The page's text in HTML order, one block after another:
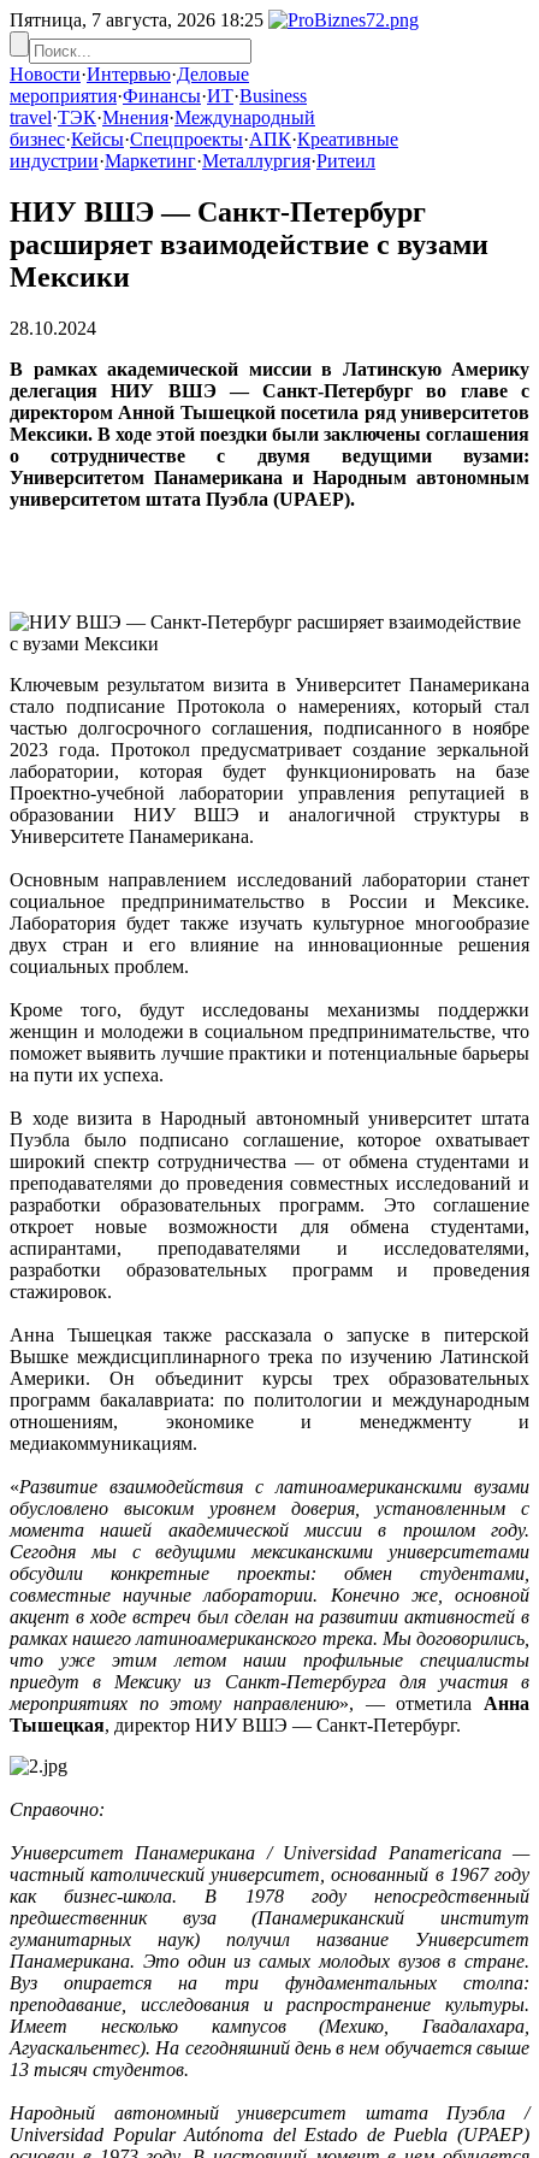
Пятница, 7 августа, 2026 18:25
Новости·Интервью·Деловые
мероприятия·Финансы·ИТ·Business
travel·ТЭК·Мнения·Международный
бизнес·Кейсы·Спецпроекты·АПК·Креативные
индустрии·Маркетинг·Металлургия·Ритеил
НИУ ВШЭ — Санкт-Петербург
расширяет взаимодействие с вузами
Мексики
28.10.2024
В рамках академической миссии в Латинскую Америку
делегация НИУ ВШЭ — Санкт-Петербург во главе с
директором Анной Тышецкой посетила ряд университетов
Мексики. В ходе этой поездки были заключены соглашения
о сотрудничестве с двумя ведущими вузами:
Университетом Панамерикана и Народным автономным
университетом штата Пуэбла (UPAEP).
Ключевым результатом визита в Университет Панамерикана
стало подписание Протокола о намерениях, который стал
частью долгосрочного соглашения, подписанного в ноябре
2023 года. Протокол предусматривает создание зеркальной
лаборатории, которая будет функционировать на базе
Проектно-учебной лаборатории управления репутацией в
образовании НИУ ВШЭ и аналогичной структуры в
Университете Панамерикана.
Основным направлением исследований лаборатории станет
социальное предпринимательство в России и Мексике.
Лаборатория будет также изучать культурное многообразие
двух стран и его влияние на инновационные решения
социальных проблем.
Кроме того, будут исследованы механизмы поддержки
женщин и молодежи в социальном предпринимательстве, что
поможет выявить лучшие практики и потенциальные барьеры
на пути их успеха.
В ходе визита в Народный автономный университет штата
Пуэбла было подписано соглашение, которое охватывает
широкий спектр сотрудничества — от обмена студентами и
преподавателями до проведения совместных исследований и
разработки образовательных программ. Это соглашение
откроет новые возможности для обмена студентами,
аспирантами, преподавателями и исследователями,
разработки образовательных программ и проведения
стажировок.
Анна Тышецкая также рассказала о запуске в питерской
Вышке междисциплинарного трека по изучению Латинской
Америки. Он объединит курсы трех образовательных
программ бакалавриата: по политологии и международным
отношениям, экономике и менеджменту и
медиакоммуникациям.
«Развитие взаимодействия с латиноамериканскими вузами
обусловлено высоким уровнем доверия, установленным с
момента нашей академической миссии в прошлом году.
Сегодня мы с ведущими мексиканскими университетами
обсудили конкретные проекты: обмен студентами,
совместные научные лаборатории. Конечно же, основной
акцент в ходе встреч был сделан на развитии активностей в
рамках нашего латиноамериканского трека. Мы договорились,
что уже этим летом наши профильные специалисты
приедут в Мексику из Санкт-Петербурга для участия в
мероприятиях по этому направлению», — отметила Анна
Тышецкая, директор НИУ ВШЭ — Санкт-Петербург.
Справочно:
Университет Панамерикана / Universidad Panamericana —
частный католический университет, основанный в 1967 году
как бизнес-школа. В 1978 году непосредственный
предшественник вуза (Панамериканский институт
гуманитарных наук) получил название Университет
Панамерикана. Это один из самых молодых вузов в стране.
Вуз опирается на три фундаментальных столпа:
преподавание, исследования и распространение культуры.
Имеет несколько кампусов (Мехико, Гвадалахара,
Агуаскальентес). На сегодняшний день в нем обучается свыше
13 тысяч студентов.
Народный автономный университет штата Пуэбла /
Universidad Popular Autónoma del Estado de Puebla (UPAEP)